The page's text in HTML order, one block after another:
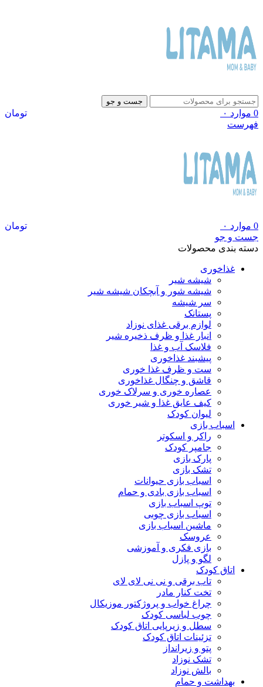
جست و جو
0 موارد ۰
تومان
فهرست
0 موارد ۰
تومان
جست و جو
دسته بندی محصولات
غذاخوری
شیشه شیر
شیشه ‌شور و آبچکان شیشه‌ شیر
سر شیشه
پستانک
لوازم برقی غذای نوزاد
انبار غذا و ظرف ذخیره شیر
فلاسک آب و غذا
پیشبند غذاخوری
ست و ظرف غذا خوری
قاشق و چنگال غذاخوری
عصاره خوری و سرلاک خوری
کیف عایق غذا و شیر خوری
لیوان کودک
اسباب بازی
راکر و اسکوتر
جامپر کودک
پارک بازی
تشک بازی
اسباب بازی حیوانات
اسباب بازی بادی و حمام
توپ اسباب بازی
اسباب بازی چوبی
ماشین اسباب بازی
عروسک
بازی فکری و آموزشی
لگو و پازل
اتاق کودک
تاب برقی و نی نی لای لای
تخت کنار مادر
چراغ خواب و پروژکتور موزیکال
چوب لباسی کودک
سطل و زیرپایی اتاق کودک
تزئینات اتاق کودک
پتو و زیرانداز
تشک نوزاد
بالش نوزاد
بهداشت و حمام